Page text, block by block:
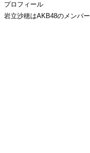
プロフィール
岩立沙穂はAKB48のメンバー